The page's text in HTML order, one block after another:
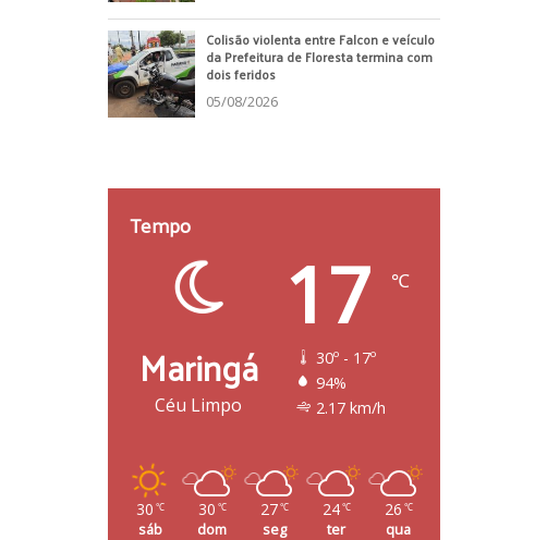
Colisão violenta entre Falcon e veículo
da Prefeitura de Floresta termina com
dois feridos
05/08/2026
Tempo
Maringá
Céu Limpo
17 ℃
30º - 17º
94%
2.17 km/h
30 ℃
sáb
30 ℃
dom
27 ℃
seg
24 ℃
ter
26 ℃
qua